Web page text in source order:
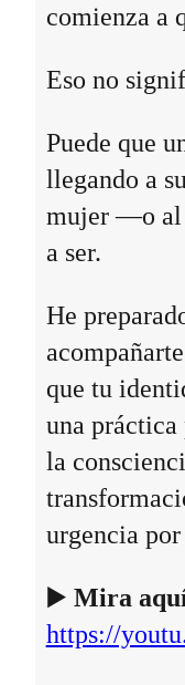
comienza a
Eso no
Puede que
llegando a
mujer —o al
a ser.
He
que tu
una práctica
la
urgencia
▶️ Mira
https://